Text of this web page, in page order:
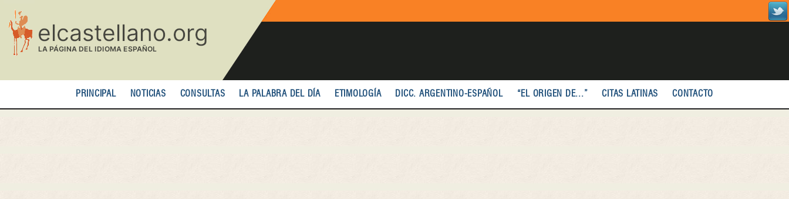
contenido
principal
PRINCIPAL NOTICIAS CONSULTAS LA PALABRA DEL DÍA ETIMOLOGÍA DICC. ARGENTINO-ESPAÑOL “EL ORIGEN DE...” CITAS LATINAS CONTACTO